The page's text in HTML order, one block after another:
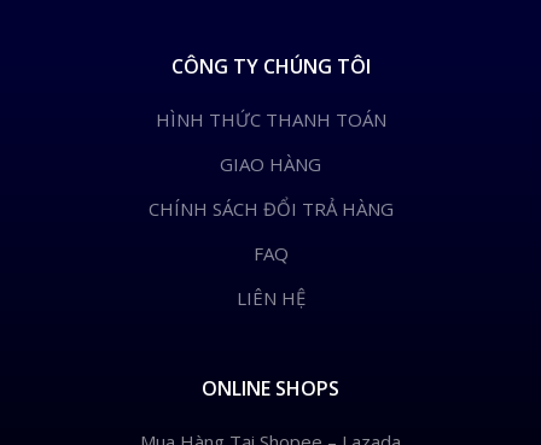
CÔNG TY CHÚNG TÔI
HÌNH THỨC THANH TOÁN
GIAO HÀNG
CHÍNH SÁCH ĐỔI TRẢ HÀNG
FAQ
LIÊN HỆ
ONLINE SHOPS